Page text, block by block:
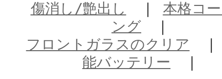
傷消し/艶出し
｜ 本格コ
ング ｜
フロントガラスのクリア
能バッテリー ｜